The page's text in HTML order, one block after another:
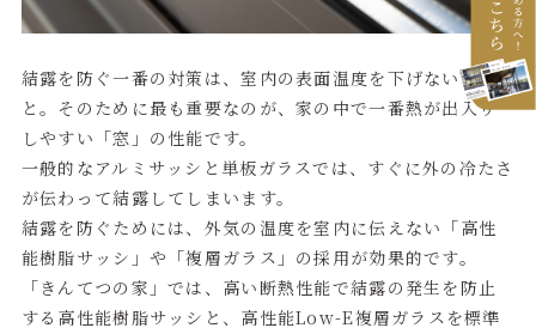
結露を防ぐ一番の対策は、室内の表面温度を下げないこ
と。そのために最も重要なのが、家の中で一番熱が出入り
しやすい「窓」の性能です。
一般的なアルミサッシと単板ガラスでは、すぐに外の冷たさ
が伝わって結露してしまいます。
結露を防ぐためには、外気の温度を室内に伝えない「高性
能樹脂サッシ」や「複層ガラス」の採用が効果的です。
「きんてつの家」では、高い断熱性能で結露の発生を防止
する高性能樹脂サッシと、高性能Low-E複層ガラスを標準